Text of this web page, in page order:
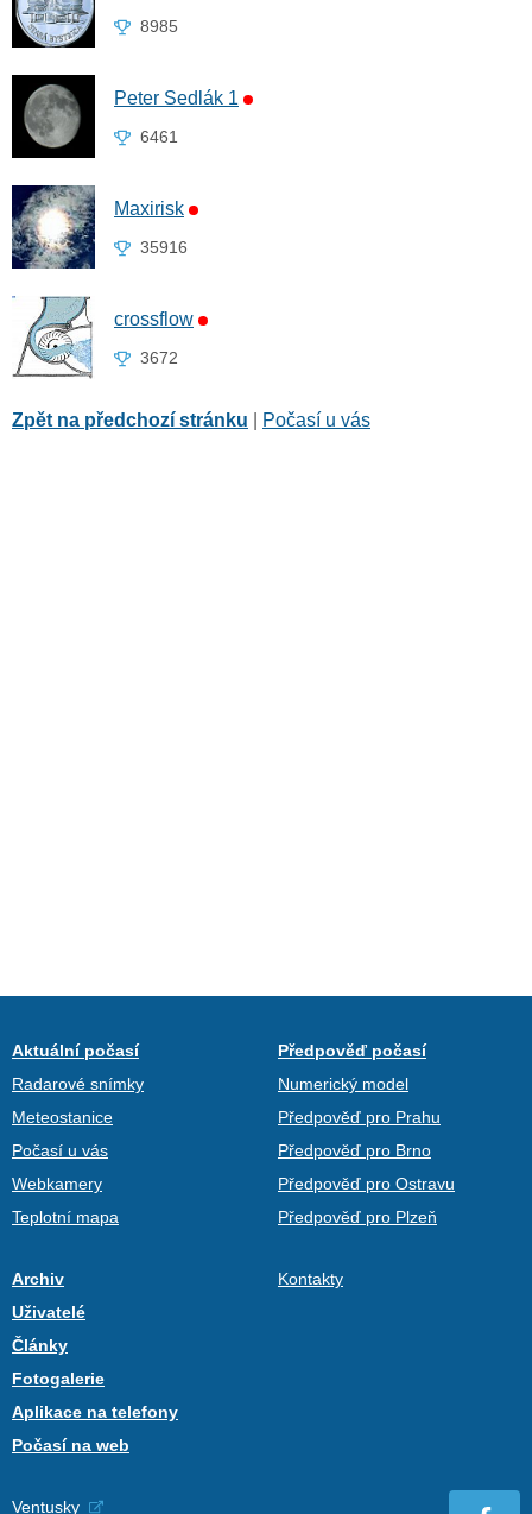
8985
Peter Sedlák 1
6461
Maxirisk
35916
crossflow
3672
Zpět na předchozí stránku Počasí u vás
Aktuální počasí
Radarové snímky
Meteostanice
Počasí u vás
Webkamery
Teplotní mapa
Předpověď počasí
Numerický model
Předpověď pro Prahu
Předpověď pro Brno
Předpověď pro Ostravu
Předpověď pro Plzeň
Archiv
Uživatelé
Články
Fotogalerie
Aplikace na telefony
Počasí na web
Kontakty
Ventusky